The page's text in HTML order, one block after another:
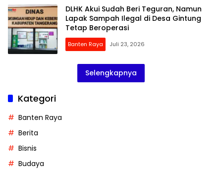
DLHK Akui Sudah Beri Teguran, Namun
Lapak Sampah Ilegal di Desa Gintung
Tetap Beroperasi
Banten Raya Juli 23, 2026
Selengkapnya
Kategori
Banten Raya
Berita
Bisnis
Budaya